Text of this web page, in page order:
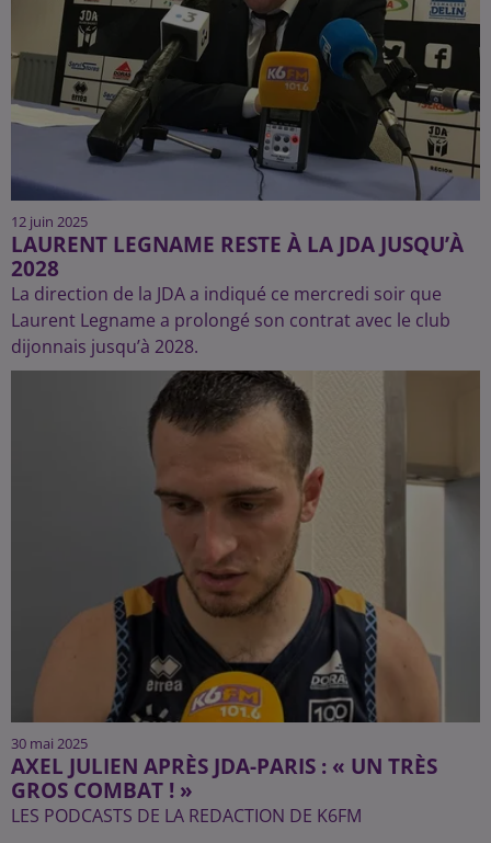
12 juin 2025
LAURENT LEGNAME RESTE À LA JDA JUSQU’À
2028
La direction de la JDA a indiqué ce mercredi soir que
Laurent Legname a prolongé son contrat avec le club
dijonnais jusqu’à 2028.
30 mai 2025
AXEL JULIEN APRÈS JDA-PARIS : « UN TRÈS
GROS COMBAT ! »
LES PODCASTS DE LA REDACTION DE K6FM